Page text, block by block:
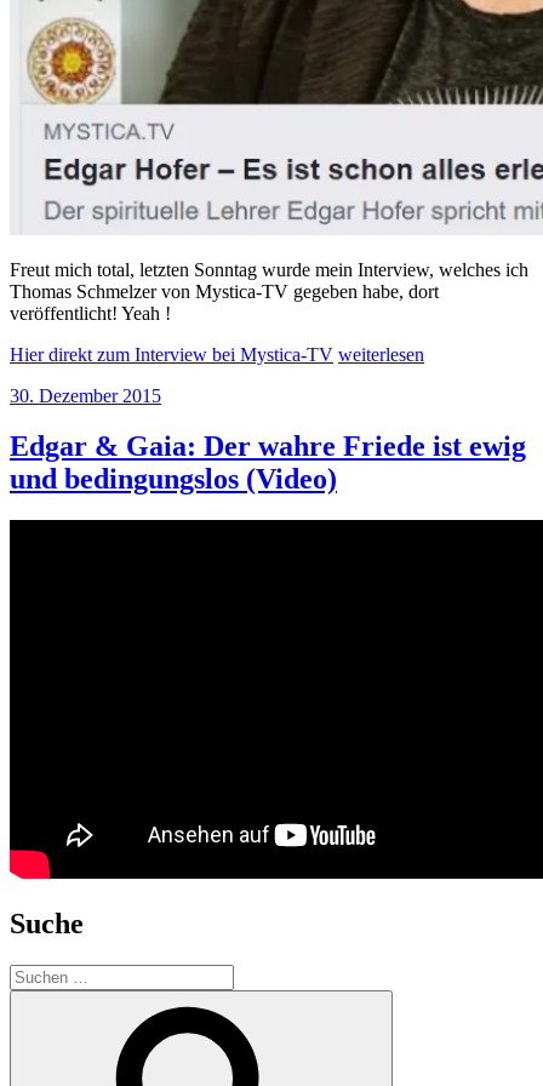
Freut mich total, letzten Sonntag wurde mein Interview, welches ich
Thomas Schmelzer von Mystica-TV gegeben habe, dort
veröffentlicht! Yeah !
Hier direkt zum Interview bei Mystica-TV „Interview
weiterlesen
Veröffentlicht
30. Dezember 2015
Edgar & Gaia: Der wahre Friede ist ewig
und bedingungslos (Video)
Suche
Suchen
nach: